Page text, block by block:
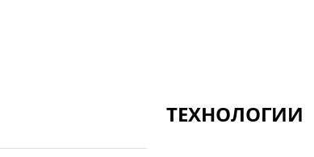
ТЕХНОЛОГИИ